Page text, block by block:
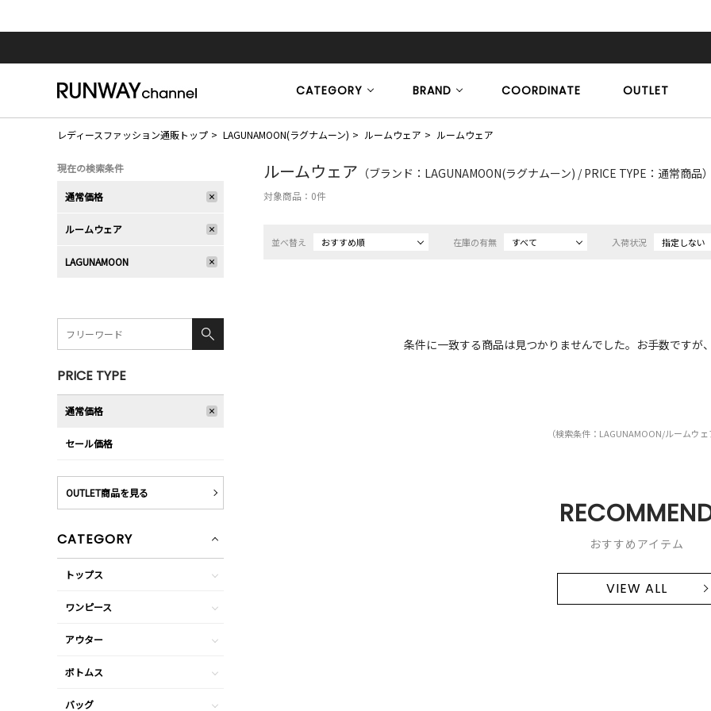
CATEGORY BRAND COORDINATE OUTLET
レディースファッション通販トップ LAGUNAMOON(ラグナムーン) ルームウェア ルームウェア
ルームウェア （ブランド：LAGUNAMOON(ラグナムーン) / PRICE TYPE：通常商品）
対象商品： 0件
並べ替え おすすめ順 在庫の有無 すべて 入荷状況 指定しない
条件に一致する商品は見つかりませんでした。お手数ですが
（検索条件：LAGUNAMOON/ルームウェ
おすすめアイテム
VIEW ALL
現在の検索条件
通常価格
ルームウェア
LAGUNAMOON
PRICE TYPE
通常価格
セール価格
OUTLET商品を見る
CATEGORY
トップス
ワンピース
アウター
ボトムス
バッグ